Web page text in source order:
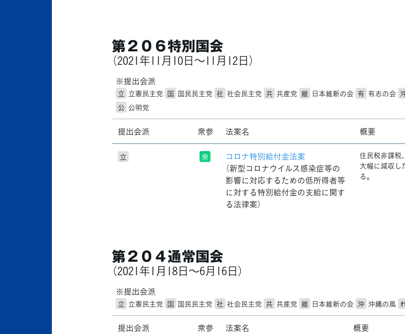
第２０６特別国会
（2021年11月10日〜11月12日）
※提出会派
立 立憲民主党 国 国民民主党 社 社会民主党 共 共産党 維 日本維新の会 有 有志の会
公 公明党
提出会派 衆参 法案名 概要
立 衆
コロナ特別給付金法案
（新型コロナウイルス感染症等の
影響に対応するための低所得者等
に対する特別給付金の支給に関す
る法律案）
住民税非課税
大幅に減収し
る。
第２０４通常国会
（2021年1月18日〜6月16日）
※提出会派
立 立憲民主党 国 国民民主党 社 社会民主党 共 共産党 維 日本維新の会 沖 沖縄の風
提出会派 衆参 法案名 概要